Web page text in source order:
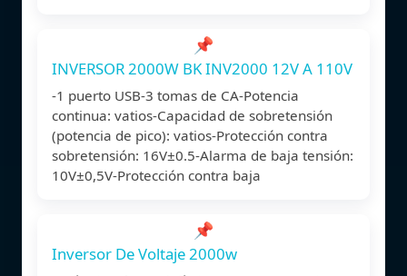
📌
INVERSOR 2000W BK INV2000 12V A 110V
-1 puerto USB-3 tomas de CA-Potencia
continua: vatios-Capacidad de sobretensión
(potencia de pico): vatios-Protección contra
sobretensión: 16V±0.5-Alarma de baja tensión:
10V±0,5V-Protección contra baja
📌
Inversor De Voltaje 2000w